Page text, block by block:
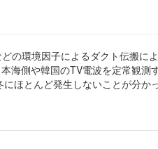
の環境因子によるダクト伝搬によ
海側や韓国のTV電波を定常観測
ほとんど発生しないことが分か